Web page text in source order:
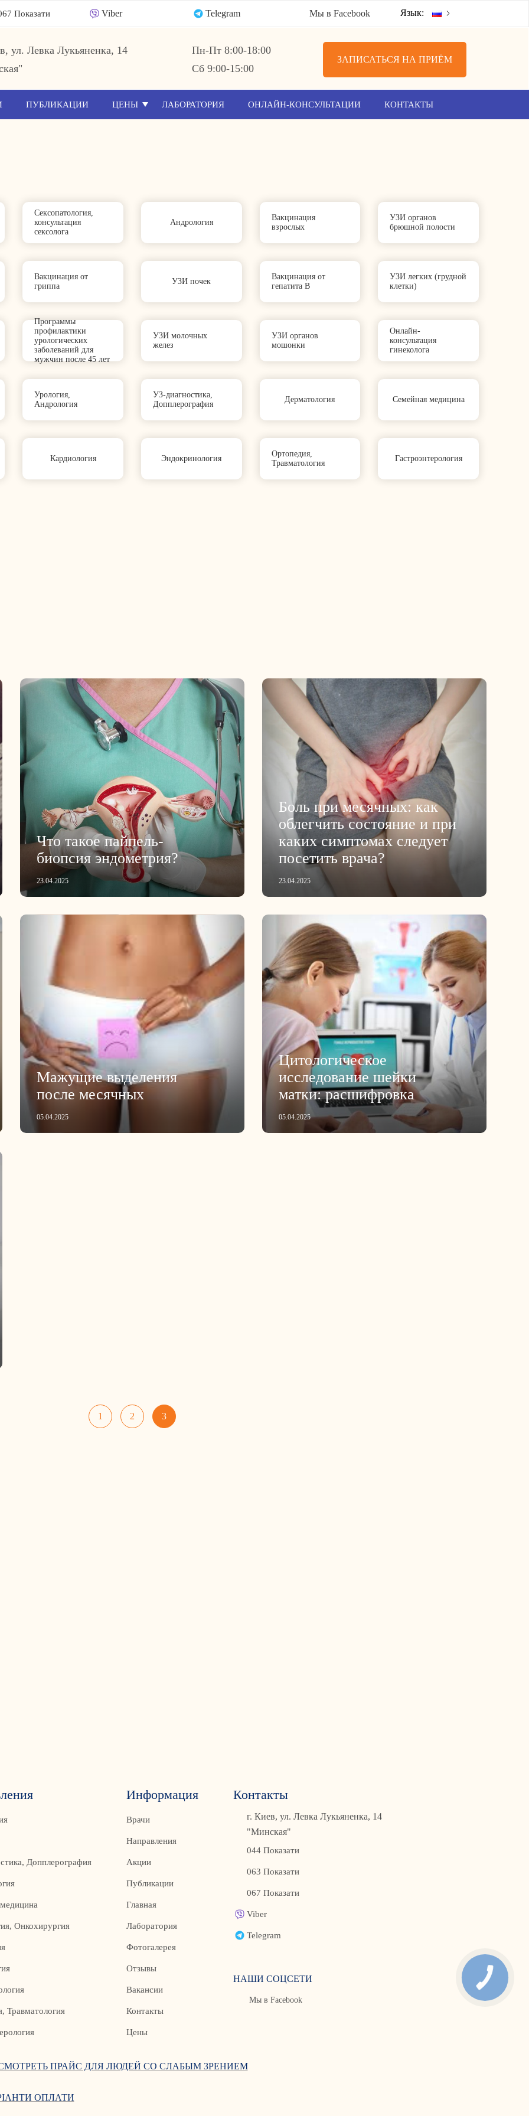
Показати Viber Telegram Мы в Facebook Язык:
ул. Левка Лукьяненка, 14
Пн-Пт 8:00-18:00
Сб 9:00-15:00
ЗАПИСАТЬСЯ НА ПРИЁМ
ПУБЛИКАЦИИ ЦЕНЫ ЛАБОРАТОРИЯ ОНЛАЙН-КОНСУЛЬТАЦИИ КОНТАКТЫ
Сексопатология,
консультация
сексолога
Андрология
Вакцинация
взрослых
УЗИ органов
брюшной полости
Вакцинация от
гриппа
УЗИ почек
Вакцинация от
гепатита B
УЗИ легких (грудной
клетки)
Программы
профилактики
урологических
заболеваний для
мужчин после 45 лет
УЗИ молочных
желез
УЗИ органов
мошонки
Онлайн-
консультация
гинеколога
Урология,
Андрология
УЗ-диагностика,
Допплерография
Дерматология Семейная медицина
Кардиология Эндокринология
Ортопедия,
Травматология
Гастроэнтерология
Что такое пайпель-
биопсия эндометрия?
23.04.2025
Боль при месячных: как
облегчить состояние и при
каких симптомах следует
посетить врача?
23.04.2025
Мажущие выделения
после месячных
05.04.2025
Цитологическое
исследование шейки
матки: расшифровка
05.04.2025
1 2 3
Допплерография
Онкохирургия
Травматология
Информация
Врачи
Направления
Акции
Публикации
Главная
Лаборатория
Фотогалерея
Отзывы
Вакансии
Контакты
Цены
Контакты
г. Киев, ул. Левка Лукьяненка, 14
"Минская"
044 Показати
063 Показати
067 Показати
Viber
Telegram
НАШИ СОЦСЕТИ
Мы в Facebook
ПРАЙС ДЛЯ ЛЮДЕЙ СО СЛАБЫМ ЗРЕНИЕМ
ОПЛАТИ